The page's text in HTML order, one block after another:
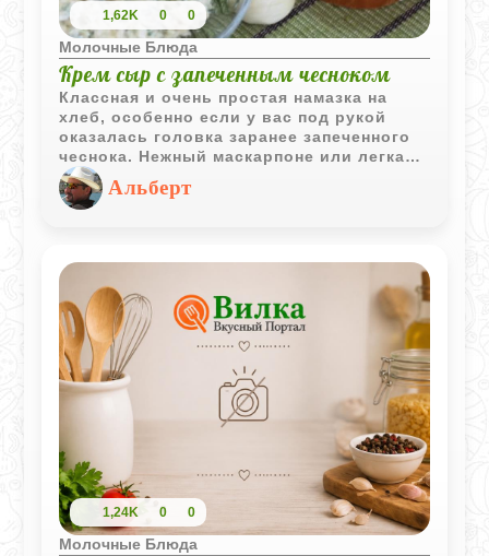
1,62K 0 0
Молочные Блюда
Крем сыр с запеченным чесноком
Классная и очень простая намазка на
хлеб, особенно если у вас под рукой
оказалась головка заранее запеченного
чеснока. Нежный маскарпоне или легкая
рикотта отлично сочетаются с его
сладковатым, глубоким вкусом, а свежий
укроп добавляет приятную зеленую
Это идеальный вариант для быстрого
перекуса или неспешного завтрака,
главное - хорошенько подсушить хлеб до
хруста. Рецепт работает как отличная
база, так что сюда смело можно
добавлять любые ваши любимые
специи.
Альберт
1,24K 0 0
Молочные Блюда